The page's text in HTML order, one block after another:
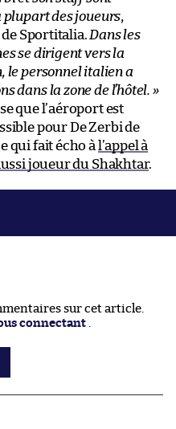
plupart des joueurs,
Sportitalia. Dans les
se dirigent vers la
le personnel italien a
dans la zone de l’hôtel. »
que l’aéroport est
pour De Zerbi de
qui fait écho à l’appel à
joueur du Shakhtar.
sur cet article.
connectant